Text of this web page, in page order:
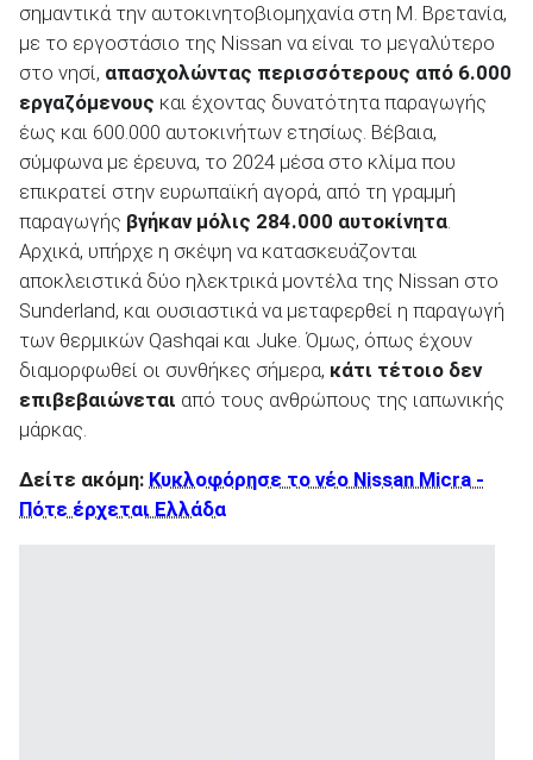
σημαντικά την αυτοκινητοβιομηχανία στη Μ. Βρετανία,
με το εργοστάσιο της Nissan να είναι το μεγαλύτερο
στο νησί, απασχολώντας περισσότερους από 6.000
εργαζόμενους και έχοντας δυνατότητα παραγωγής
έως και 600.000 αυτοκινήτων ετησίως. Βέβαια,
σύμφωνα με έρευνα, το 2024 μέσα στο κλίμα που
επικρατεί στην ευρωπαϊκή αγορά, από τη γραμμή
παραγωγής βγήκαν μόλις 284.000 αυτοκίνητα.
Αρχικά, υπήρχε η σκέψη να κατασκευάζονται
αποκλειστικά δύο ηλεκτρικά μοντέλα της Nissan στο
Sunderland, και ουσιαστικά να μεταφερθεί η παραγωγή
των θερμικών Qashqai και Juke. Όμως, όπως έχουν
διαμορφωθεί οι συνθήκες σήμερα, κάτι τέτοιο δεν
επιβεβαιώνεται από τους ανθρώπους της ιαπωνικής
μάρκας.
Δείτε ακόμη: Κυκλοφόρησε το νέο Nissan Micra -
Πότε έρχεται Ελλάδα